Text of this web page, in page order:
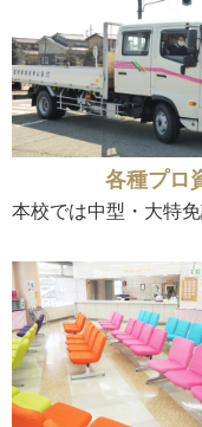
各種プロ
本校では中型・大特